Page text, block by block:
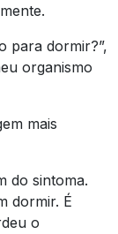
para dormir?”,
organismo
mais
do sintoma.
dormir. É
o